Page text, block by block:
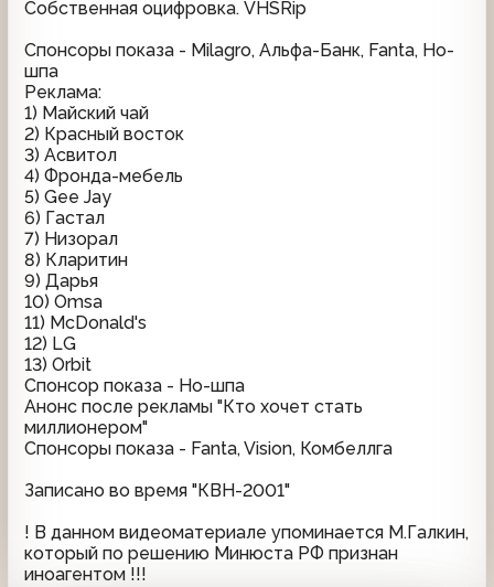
Собственная оцифровка. VHSRip
Спонсоры показа - Milagro, Альфа-Банк, Fanta, Но-
шпа
Реклама:
1) Майский чай
2) Красный восток
3) Асвитол
4) Фронда-мебель
5) Gee Jay
6) Гастал
7) Низорал
8) Кларитин
9) Дарья
10) Omsa
11) McDonald's
12) LG
13) Orbit
Спонсор показа - Но-шпа
Анонс после рекламы "Кто хочет стать
миллионером"
Спонсоры показа - Fanta, Vision, Комбеллга
Записано во время "КВН-2001"
! В данном видеоматериале упоминается М.Галкин,
который по решению Минюста РФ признан
иноагентом !!!